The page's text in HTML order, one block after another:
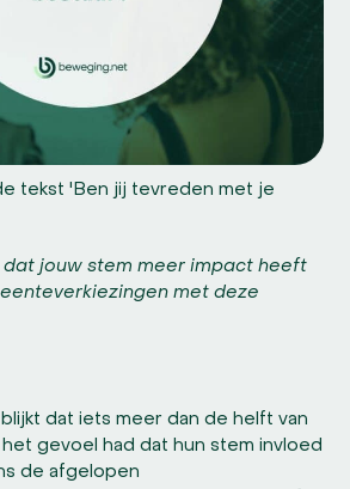
tekst 'Ben jij tevreden met je
dat jouw stem meer impact heeft
met deze
dat iets meer dan de helft van
gevoel had dat hun stem invloed
de afgelopen